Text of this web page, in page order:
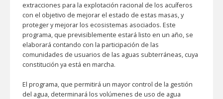
extracciones para la explotación racional de los acuíferos
con el objetivo de mejorar el estado de estas masas, y
proteger y mejorar los ecosistemas asociados. Este
programa, que previsiblemente estará listo en un año, se
elaborará contando con la participación de las
comunidades de usuarios de las aguas subterráneas, cuya
constitución ya está en marcha.
El programa, que permitirá un mayor control de la gestión
del agua, determinará los volúmenes de uso de agua